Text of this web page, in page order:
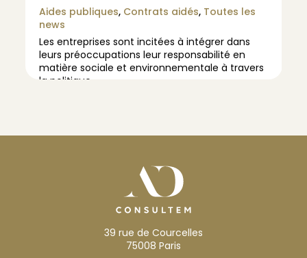
Aides publiques, Contrats aidés, Toutes les
news
Les entreprises sont incitées à intégrer dans
leurs préoccupations leur responsabilité en
matière sociale et environnementale à travers
la politique
39 rue de Courcelles
75008 Paris